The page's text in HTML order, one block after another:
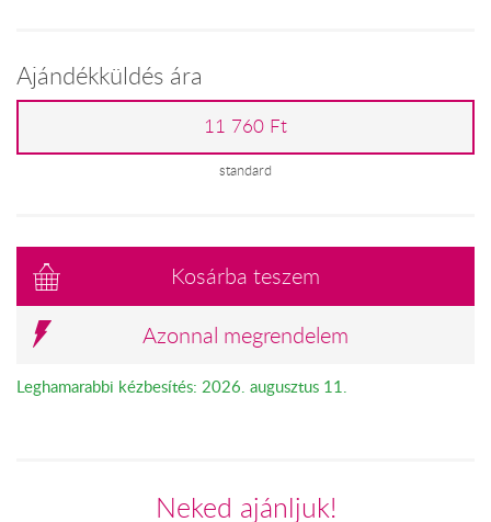
Ajándékküldés ára
11 760 Ft
standard
Kosárba teszem
Azonnal megrendelem
Leghamarabbi kézbesítés: 2026. augusztus 11.
Neked ajánljuk!